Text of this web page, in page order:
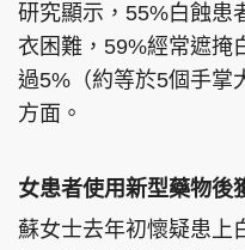
研究顯示，55%白蝕患
衣困難，59%經常遮掩
過5%（約等於5個手掌
方面。
女患者使用新型藥物後
蘇女士去年初懷疑患上